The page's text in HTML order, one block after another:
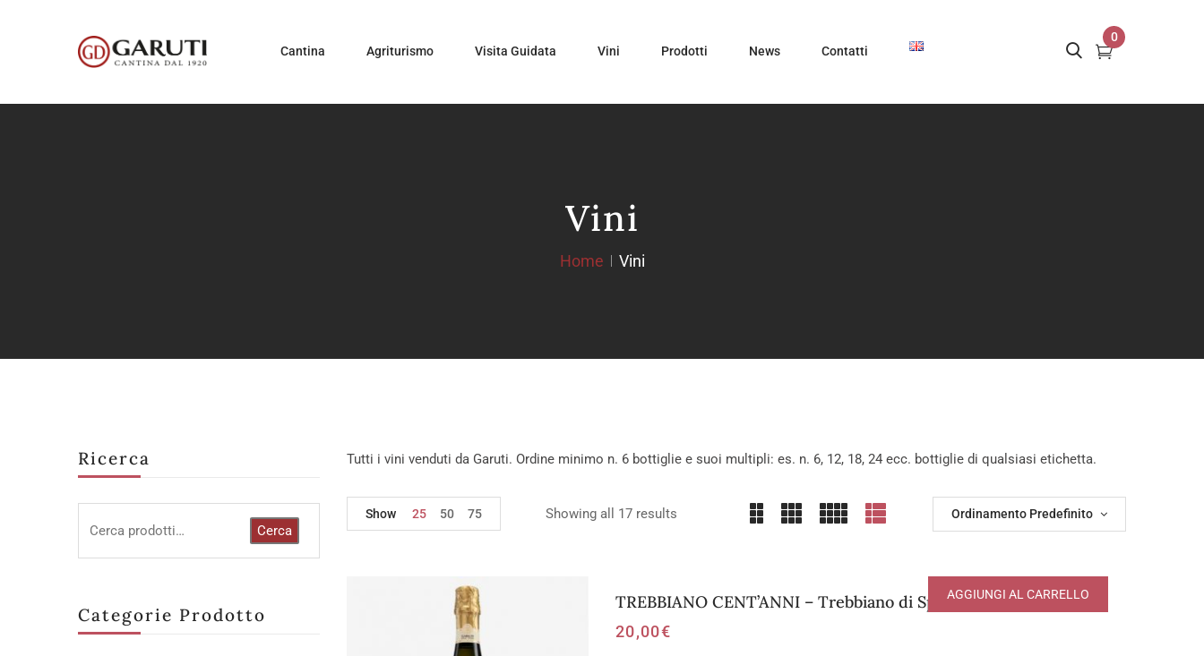
Cantina Agriturismo Visita Guidata Vini Prodotti News Contatti
0
Vini
Home Vini
Ricerca
Cerca
Categorie Prodotto
Tutti i vini venduti da Garuti. Ordine minimo n. 6 bottiglie e suoi multipli: es. n. 6, 12, 18, 24 ecc. bottiglie di qualsiasi etichetta.
Showing all 17 results Ordinamento Predefinito
Show 25 50 75
TREBBIANO CENT’ANNI – Trebbiano di Spagna
20,00€
AGGIUNGI AL CARRELLO